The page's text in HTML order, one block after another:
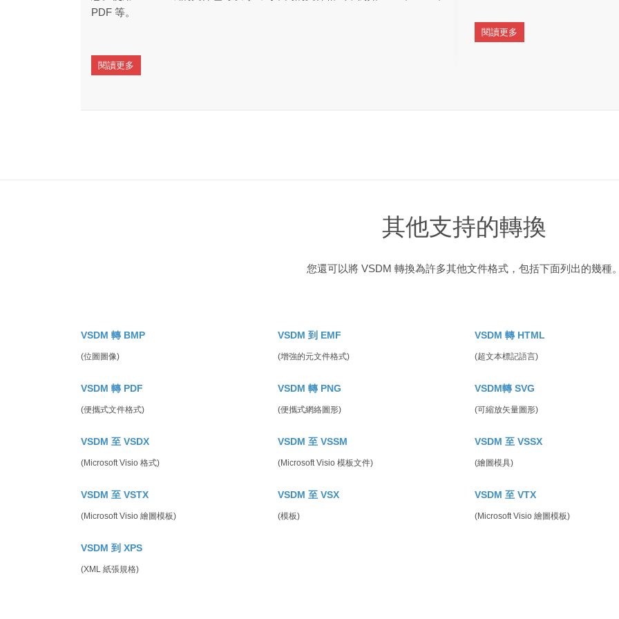
PDF 等。
閱讀更多
閱讀更多
其他支持的轉換
您還可以將 VSDM 轉換為許多其他文件格式，包括下面列出的幾種
VSDM 轉 BMP
(位圖圖像)
VSDM 到 EMF
(增強的元文件格式)
VSDM 轉 HTML
(超文本標記語言)
VSDM 轉 PDF
(便攜式文件格式)
VSDM 轉 PNG
(便攜式網絡圖形)
VSDM轉 SVG
(可縮放矢量圖形)
VSDM 至 VSDX
(Microsoft Visio 格式)
VSDM 至 VSSM
(Microsoft Visio 模板文件)
VSDM 至 VSSX
(繪圖模具)
VSDM 至 VSTX
(Microsoft Visio 繪圖模板)
VSDM 至 VSX
(模板)
VSDM 至 VTX
(Microsoft Visio 繪圖模板)
VSDM 到 XPS
(XML 紙張規格)